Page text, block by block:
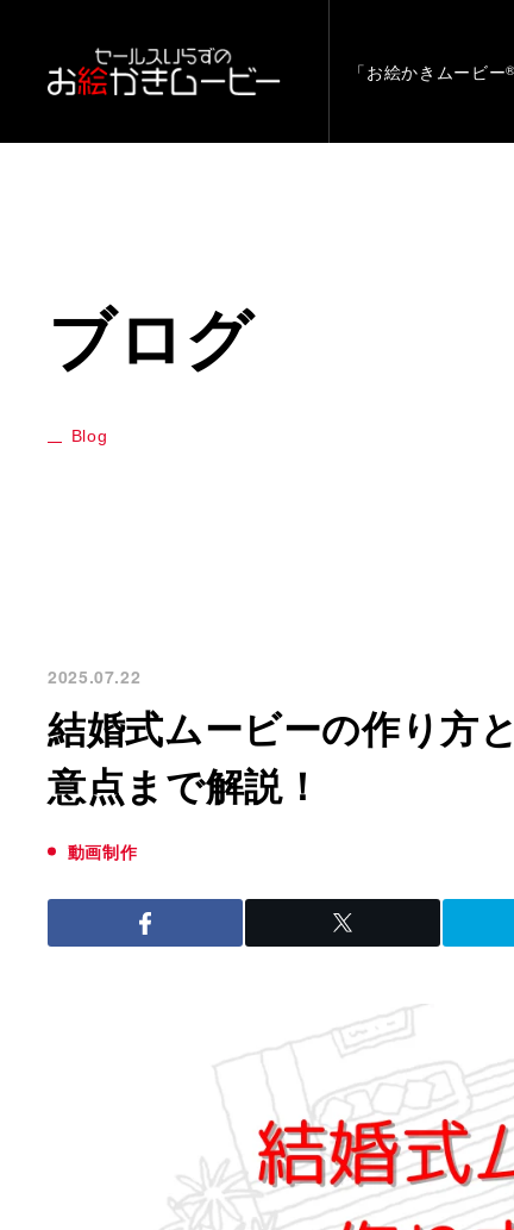
「お絵かきムービー®
ブログ
Blog
2025.07.22
結婚式ムービーの作り方
意点まで解説！
動画制作